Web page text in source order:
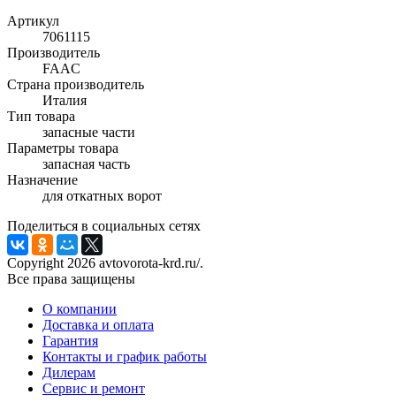
Артикул
7061115
Производитель
FAAC
Страна производитель
Италия
Тип товара
запасные части
Параметры товара
запасная часть
Назначение
для откатных ворот
Поделиться в социальных сетях
Copyright 2026 avtovorota-krd.ru/.
Все права защищены
О компании
Доставка и оплата
Гарантия
Контакты и график работы
Дилерам
Сервис и ремонт